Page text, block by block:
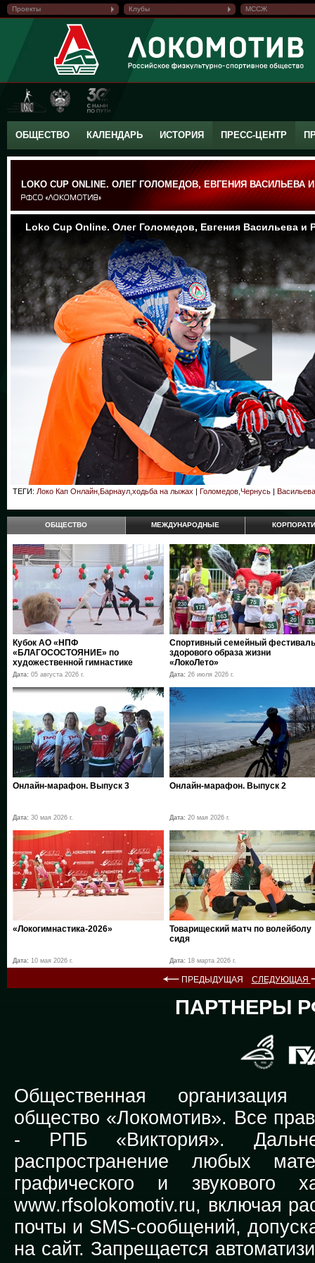
Проекты Клубы МССЖ
ОБЩЕСТВО КАЛЕНДАРЬ ИСТОРИЯ ПРЕСС-ЦЕНТР
LOKO CUP ONLINE. ОЛЕГ ГОЛОМЕДОВ, ЕВГЕНИЯ ВАСИЛЬЕВА
ТЕГИ: Локо Кап Онлайн,Барнаул,ходьба на лыжах | Голомедов,Чернусь |
ОБЩЕСТВО МЕЖДУНАРОДНЫЕ
Кубок АО «НПФ
«БЛАГОСОСТОЯНИЕ» по
художественной гимнастике
Дата: 05 августа 2026 г.
Спортивный семейный фестиваль
здорового образа жизни
«ЛокоЛето»
Дата: 26 июля 2026 г.
Онлайн-марафон. Выпуск 3
Дата: 30 мая 2026 г.
Онлайн-марафон. Выпуск 2
Дата: 20 мая 2026 г.
«Локогимнастика-2026»
Дата: 10 мая 2026 г.
Товарищеский матч по волейболу
сидя
Дата: 18 марта 2026 г.
ПРЕДЫДУЩАЯ СЛЕДУЮЩАЯ
ПАРТНЕРЫ
Общественная организация
общество «Локомотив». Все
- РПБ «Виктория».
распространение любых
графического и звукового
www.rfsolokomotiv.ru, включая
почты и SMS-сообщений,
на сайт. Запрещается